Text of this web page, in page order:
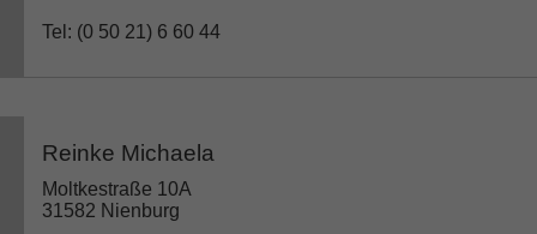
Tel: (0 50 21) 6 60 44
Reinke Michaela
Moltkestraße 10A
31582 Nienburg